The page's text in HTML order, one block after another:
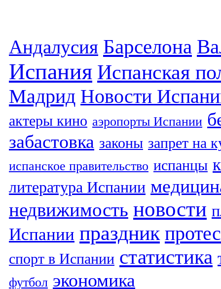
Андалусия Барселона
Испания Испанская
Мадрид Новости
актеры кино аэропорты Испании
забастовка законы запрет на
испанское правительство испанцы
литература Испании
недвижимость новости
Испании праздник
спорт в Испании статистика
футбол экономика